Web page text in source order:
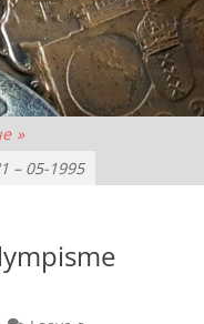
»
– 05-1995